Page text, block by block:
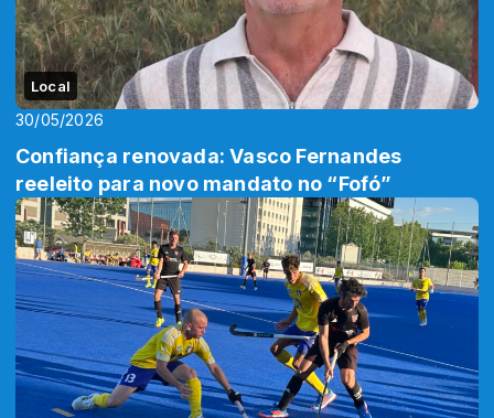
Local
30/05/2026
Confiança renovada: Vasco Fernandes
reeleito para novo mandato no “Fofó”